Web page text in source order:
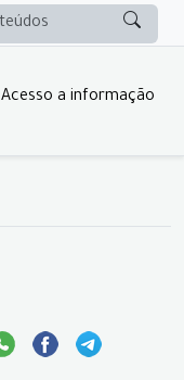
Acesso a informação